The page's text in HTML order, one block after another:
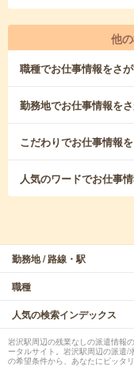
他
職種でお仕事情報をさ
勤務地でお仕事情報を
こだわりでお仕事情報
人気のワードでお仕事
勤務地 / 路線・駅
職種
人気の検索インデックス
岩沢駅周辺の残業なしの派遣情報
ータルサイト。岩沢駅周辺の派遣
の希望条件から、あなたにピッタ